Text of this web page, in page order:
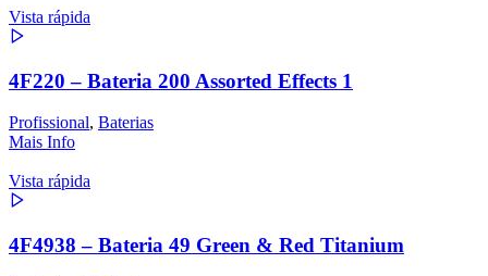
Vista rápida
4F220 – Bateria 200 Assorted Effects 1
Profissional, Baterias
Mais Info
Vista rápida
4F4938 – Bateria 49 Green & Red Titanium